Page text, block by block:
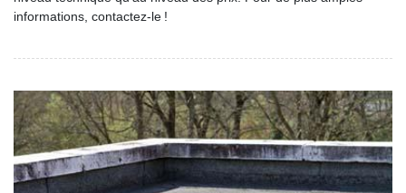
informations, contactez-le !